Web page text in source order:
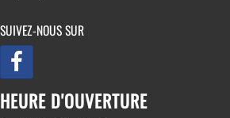
SUIVEZ-NOUS SUR
HEURE D'OUVERTURE